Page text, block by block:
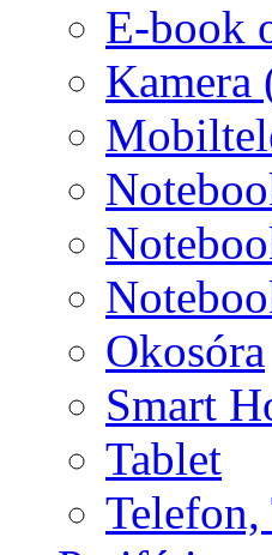
E-book
Okosóra
Smart
Tablet
Telefon,